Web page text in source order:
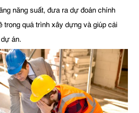
năng suất, đưa ra dự đoán chính
trong quá trình xây dựng và giúp cải
án.